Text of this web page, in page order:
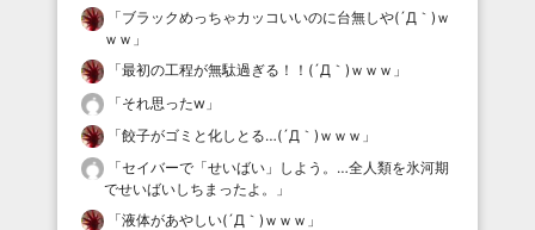
「ブラックめっちゃカッコいいのに台無しや(´Д｀)ｗ
ｗｗ 」
「最初の工程が無駄過ぎる！！(´Д｀)ｗｗｗ 」
「それ思ったw 」
「餃子がゴミと化しとる…(´Д｀)ｗｗｗ 」
「セイバーで「せいばい」しよう。…全人類を氷河期
でせいばいしちまったよ。
」
「液体があやしい(´Д｀)ｗｗｗ 」